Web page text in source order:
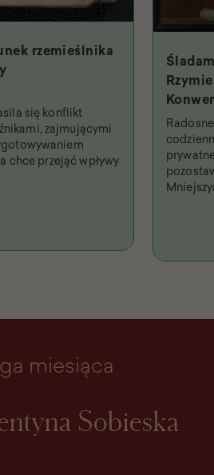
rzemieślnika
się konflikt
zajmującymi
chce przejąć wpływy
miesiąca
Sobieska